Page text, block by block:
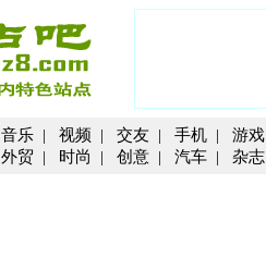
音乐 | 视频 | 交友 | 手机 | 游戏
外贸 | 时尚 | 创意 | 汽车 | 杂志